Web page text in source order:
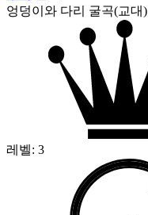
엉덩이와 다리 굴곡(교대)
레벨: 3